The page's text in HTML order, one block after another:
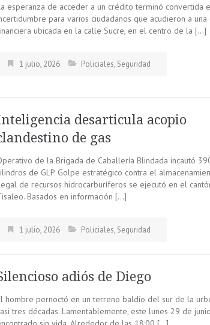
esperanza de acceder a un crédito terminó convertida
para varios ciudadanos que acudieron a una
ubicada en la calle Sucre, en el centro de la […]
1 julio, 2026 Policiales, Seguridad
desarticula acopio
de gas
de la Brigada de Caballería Blindada incautó
de GLP. Golpe estratégico contra el
de recursos hidrocarburíferos se ejecutó en el
Basados en información […]
1 julio, 2026 Policiales, Seguridad
adiós de Diego
hombre pernoctó en un terreno baldío del sur de la
tres décadas. Lamentablemente, este lunes 29 de